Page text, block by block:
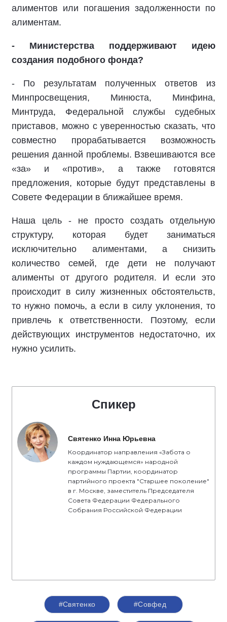
алиментов или погашения задолженности по
алиментам.
- Министерства поддерживают идею
создания подобного фонда?
- По результатам полученных ответов из
Минпросвещения, Минюста, Минфина,
Минтруда, Федеральной службы судебных
приставов, можно с уверенностью сказать, что
совместно прорабатывается возможность
решения данной проблемы. Взвешиваются все
«за» и «против», а также готовятся
предложения, которые будут представлены в
Совете Федерации в ближайшее время.
Наша цель - не просто создать отдельную
структуру, которая будет заниматься
исключительно алиментами, а снизить
количество семей, где дети не получают
алименты от другого родителя. И если это
происходит в силу жизненных обстоятельств,
то нужно помочь, а если в силу уклонения, то
привлечь к ответственности. Поэтому, если
действующих инструментов недостаточно, их
нужно усилить.
Спикер
Святенко Инна Юрьевна
Координатор направления «Забота о
каждом нуждающемся» народной
программы Партии, координатор
партийного проекта "Старшее поколение"
в г. Москве, заместитель Председателя
Совета Федерации Федерального
Собрания Российской Федерации
#Святенко #Совфед